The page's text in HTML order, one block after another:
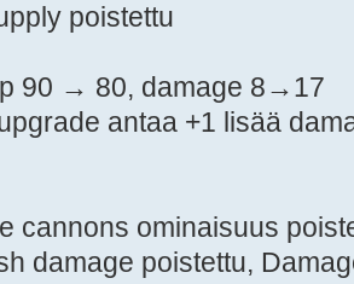
poistettu
90 → 80, damage 8→17
antaa +1 lisää
cannons ominaisuus
damage poistettu,